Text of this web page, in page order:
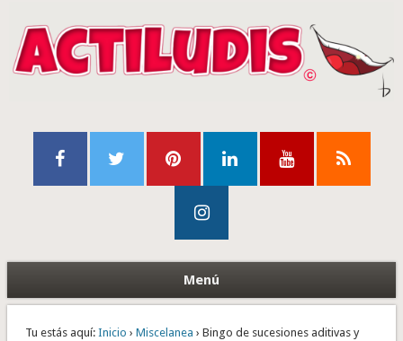
Menú
Tu estás aquí: Inicio › Miscelanea › Bingo de sucesiones aditivas y